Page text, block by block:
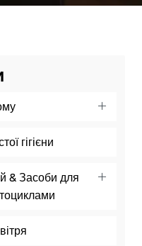
гігієни
& Засоби для